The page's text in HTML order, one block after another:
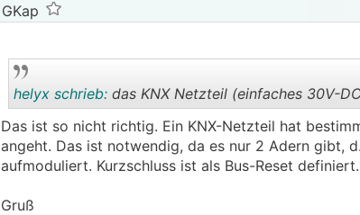
GKap
..
helyx schrieb:das KNX Netzteil (einfaches 30V-
Das ist so nicht richtig. Ein KNX-Netzteil hat
angeht. Das ist notwendig, da es nur 2 Adern gibt,
aufmoduliert. Kurzschluss ist als Bus-Reset
Gruß